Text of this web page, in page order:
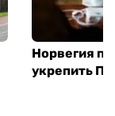
Норвегия
укрепить